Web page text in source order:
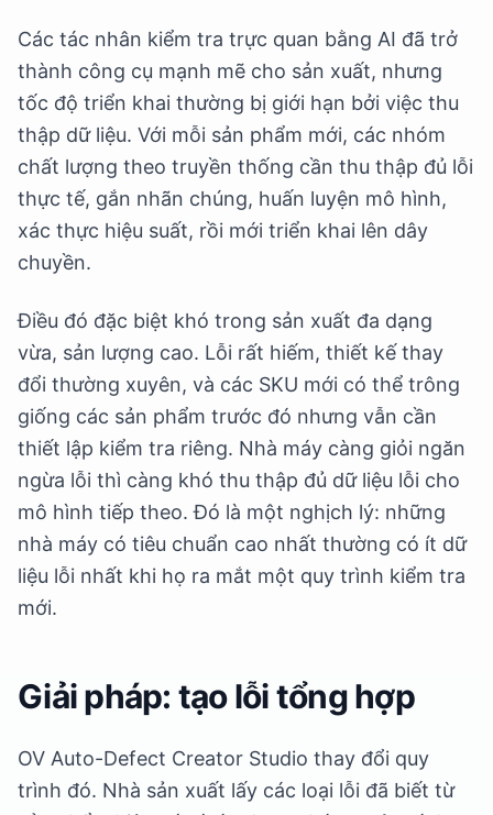
Các tác nhân kiểm tra trực quan bằng AI đã trở
thành công cụ mạnh mẽ cho sản xuất, nhưng
tốc độ triển khai thường bị giới hạn bởi việc thu
thập dữ liệu. Với mỗi sản phẩm mới, các nhóm
chất lượng theo truyền thống cần thu thập đủ lỗi
thực tế, gắn nhãn chúng, huấn luyện mô hình,
xác thực hiệu suất, rồi mới triển khai lên dây
chuyền.
Điều đó đặc biệt khó trong sản xuất đa dạng
vừa, sản lượng cao. Lỗi rất hiếm, thiết kế thay
đổi thường xuyên, và các SKU mới có thể trông
giống các sản phẩm trước đó nhưng vẫn cần
thiết lập kiểm tra riêng. Nhà máy càng giỏi ngăn
ngừa lỗi thì càng khó thu thập đủ dữ liệu lỗi cho
mô hình tiếp theo. Đó là một nghịch lý: những
nhà máy có tiêu chuẩn cao nhất thường có ít dữ
liệu lỗi nhất khi họ ra mắt một quy trình kiểm tra
mới.
Giải pháp: tạo lỗi tổng hợp
OV Auto-Defect Creator Studio thay đổi quy
trình đó. Nhà sản xuất lấy các loại lỗi đã biết từ